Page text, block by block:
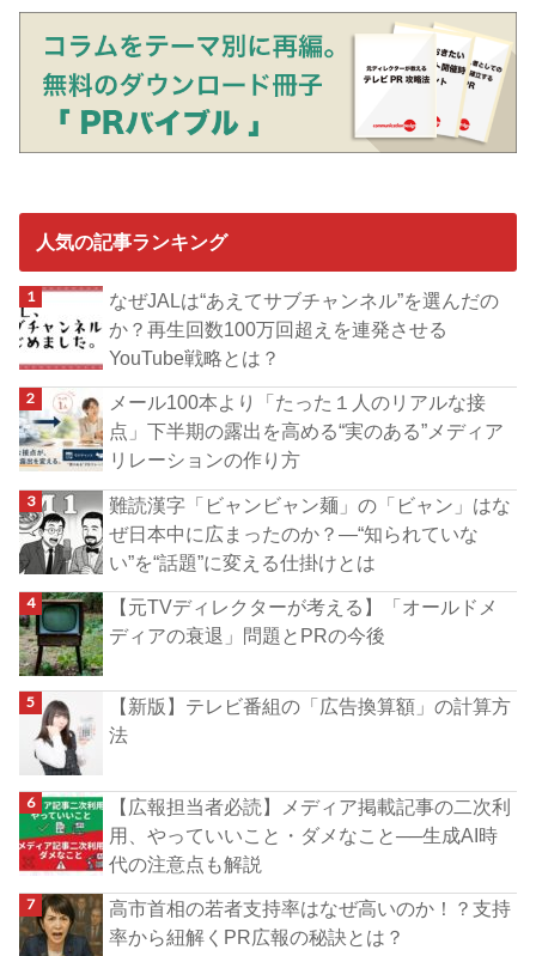
人気の記事ランキング
なぜJALは“あえてサブチャンネル”を選んだの
か？再生回数100万回超えを連発させる
YouTube戦略とは？
メール100本より「たった１人のリアルな接
点」下半期の露出を高める“実のある”メディア
リレーションの作り方
難読漢字「ビャンビャン麺」の「ビャン」はな
ぜ日本中に広まったのか？―“知られていな
い”を“話題”に変える仕掛けとは
【元TVディレクターが考える】「オールドメ
ディアの衰退」問題とPRの今後
【新版】テレビ番組の「広告換算額」の計算方
法
【広報担当者必読】メディア掲載記事の二次利
用、やっていいこと・ダメなこと──生成AI時
代の注意点も解説
高市首相の若者支持率はなぜ高いのか！？支持
率から紐解くPR広報の秘訣とは？